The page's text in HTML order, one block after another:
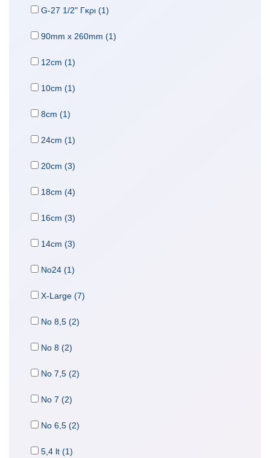
G-27 1/2" Γκρι (1)
90mm x 260mm (1)
12cm (1)
10cm (1)
8cm (1)
24cm (1)
20cm (3)
18cm (4)
16cm (3)
14cm (3)
No24 (1)
X-Large (7)
No 8,5 (2)
No 8 (2)
No 7,5 (2)
No 7 (2)
No 6,5 (2)
5,4 lt (1)